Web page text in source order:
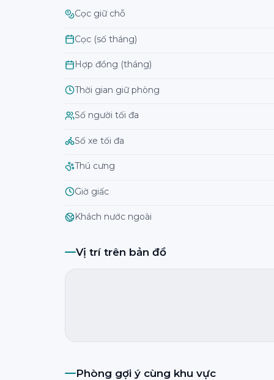
Cọc giữ chỗ
Cọc (số tháng)
Hợp đồng (tháng)
Thời gian giữ phòng
Số người tối đa
Số xe tối đa
Thú cưng
Giờ giấc
Khách nước ngoài
Vị trí trên bản đồ
Phòng gợi ý cùng khu vực